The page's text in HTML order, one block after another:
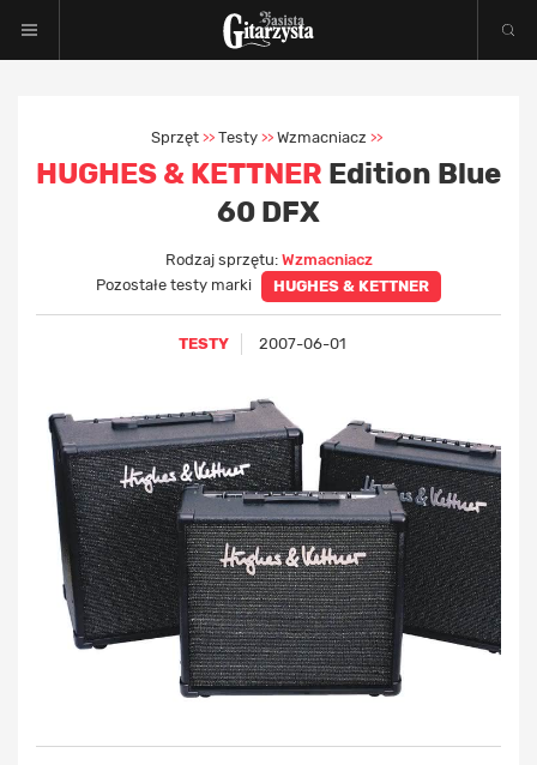
Sprzęt >> Testy >> Wzmacniacz >>
HUGHES & KETTNER Edition Blue
60 DFX
Rodzaj sprzętu: Wzmacniacz
Pozostałe testy marki
HUGHES & KETTNER
TESTY 2007-06-01